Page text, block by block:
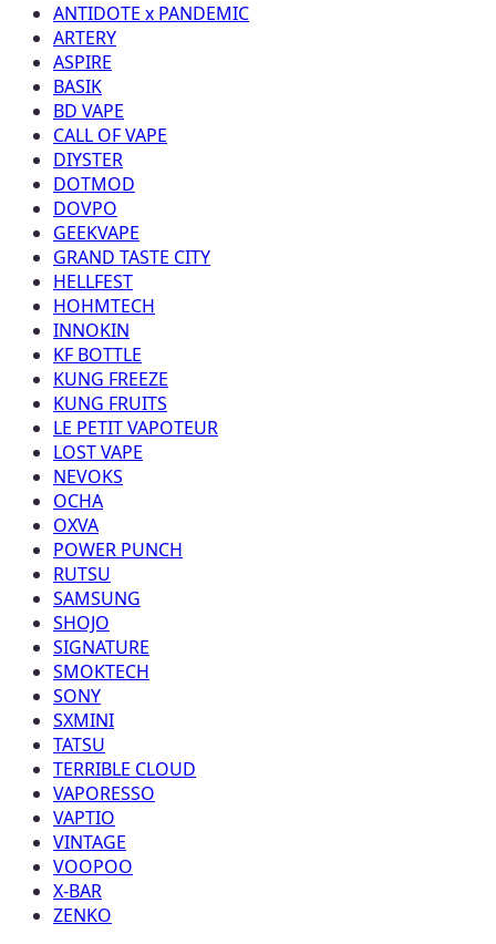
ANTIDOTE x PANDEMIC
ARTERY
ASPIRE
BASIK
BD VAPE
CALL OF VAPE
DIYSTER
DOTMOD
DOVPO
GEEKVAPE
GRAND TASTE CITY
HELLFEST
HOHMTECH
INNOKIN
KF BOTTLE
KUNG FREEZE
KUNG FRUITS
LE PETIT VAPOTEUR
LOST VAPE
NEVOKS
OCHA
OXVA
POWER PUNCH
RUTSU
SAMSUNG
SHOJO
SIGNATURE
SMOKTECH
SONY
SXMINI
TATSU
TERRIBLE CLOUD
VAPORESSO
VAPTIO
VINTAGE
VOOPOO
X-BAR
ZENKO